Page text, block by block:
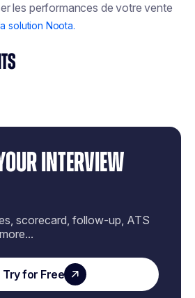
INTERVIEW
scorecard, follow-up, ATS
Try for Free
les performances de votre vente
solution Noota.